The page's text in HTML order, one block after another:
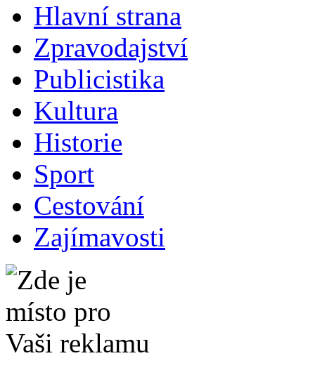
Hlavní strana
Zpravodajství
Publicistika
Kultura
Historie
Sport
Cestování
Zajímavosti